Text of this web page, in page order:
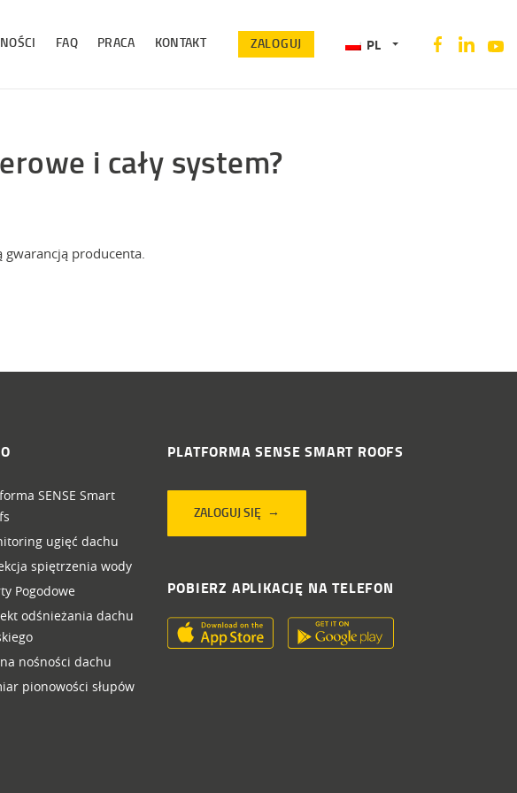
FAQ PRACA KONTAKT ZALOGUJ PL
i cały system?
producenta.
SENSE Smart
ugięć dachu
spiętrzenia wody
Pogodowe
odśnieżania dachu
nośności dachu
pionowości słupów
PLATFORMA SENSE SMART ROOFS
ZALOGUJ SIĘ
POBIERZ APLIKACJĘ NA TELEFON